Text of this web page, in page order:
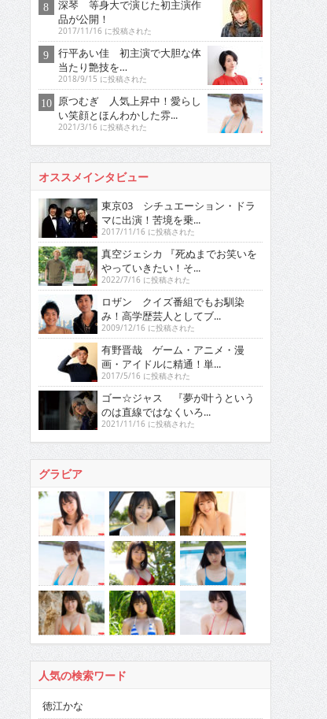
深琴 等身大で演じた初主演作
品が公開！
2017/11/16 に投稿された
行平あい佳 初主演で大胆な体
当たり艶技を…
2018/9/15 に投稿された
原つむぎ 人気上昇中！愛らし
い笑顔とほんわかした雰...
2021/3/16 に投稿された
オススメインタビュー
東京03 シチュエーション・ドラ
マに出演！苦境を乗...
2017/11/16 に投稿された
真空ジェシカ 『死ぬまでお笑いを
やっていきたい！そ...
2022/7/16 に投稿された
ロザン クイズ番組でもお馴染
み！高学歴芸人としてブ...
2009/12/16 に投稿された
有野晋哉 ゲーム・アニメ・漫
画・アイドルに精通！単...
2017/5/16 に投稿された
ゴー☆ジャス 『夢が叶うという
のは直線ではなくいろ...
2021/11/16 に投稿された
グラビア
人気の検索ワード
徳江かな